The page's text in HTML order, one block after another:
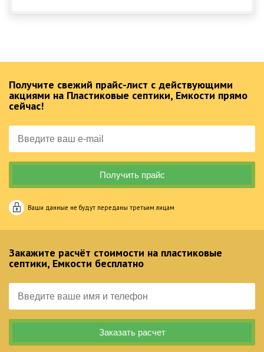
Получите свежий прайс-лист с действующими
акциями на Пластиковые септики, Емкости прямо
сейчас!
Ваши данные не будут переданы третьим лицам
Закажите расчёт стоимости на пластиковые
септики, Емкости бесплатно